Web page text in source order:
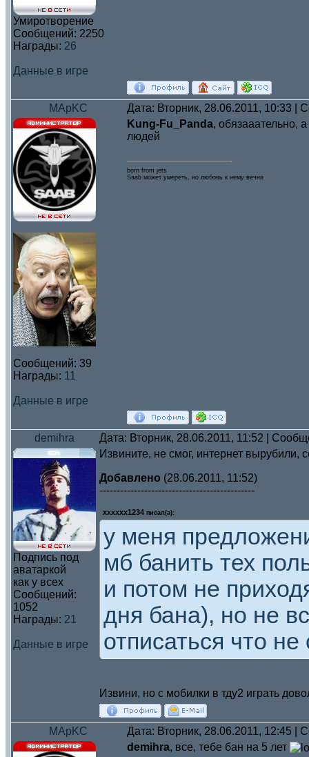
Умиротворение
Сообщений: 2250
Награды: 26
Данные в игре
MApKC Дата: Вторник, 28.06.2011, 10:33 |
Сообщений: 39
Награды: 11
Данные в игре
Kung-Fu_Panda, обязааательно,
людей
born from jets
Saab может умереть, но любовь к нему вечна
demihra Дата: Вторник, 28.06.2011, 11:52 |
Подпись под
аватаркой
как у всех
Сообщений:
1052
Награды: 21
Данные в игре
Извините, не смог, интернет
Добавлено (28.06.2011, 11:52)
---------------------------------------------
xxxxxx1234 писал(а):
у меня
мб банить тех
и потом не
дня бана), но не
отписаться что
Извини, но с мобилки в тду2 играть
MApKC
Дата: Вторник, 28.06.2011, 12:45 |
demihra, все, тебе бан на 5 лет